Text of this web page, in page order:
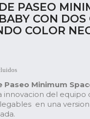
PASEO
CON DOS
COLOR
Paseo Minimum
innovacion del equipo
en una